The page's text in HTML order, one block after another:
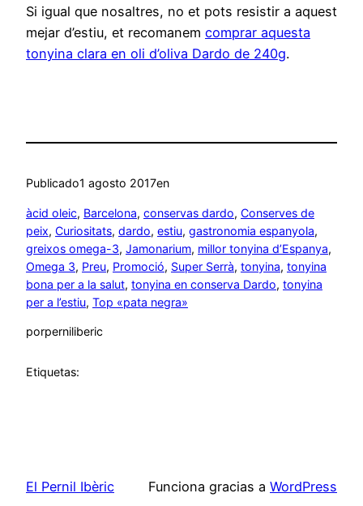
Si igual que nosaltres, no et pots resistir a aquest
mejar d’estiu, et recomanem comprar aquesta
tonyina clara en oli d’oliva Dardo de 240g.
Publicado1 agosto 2017en
àcid oleic, Barcelona, conservas dardo, Conserves de
peix, Curiositats, dardo, estiu, gastronomia espanyola
greixos omega-3, Jamonarium, millor tonyina d’Espanya
Omega 3, Preu, Promoció, Super Serrà, tonyina, tonyina
bona per a la salut, tonyina en conserva Dardo, tonyina
per a l’estiu, Top «pata negra»
porperniliberic
Etiquetas:
El Pernil Ibèric Funciona gracias a WordPress